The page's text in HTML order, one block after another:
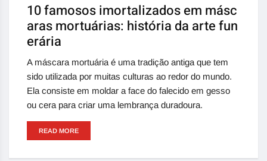
10 famosos imortalizados em másc
aras mortuárias: história da arte fun
erária
A máscara mortuária é uma tradição antiga que tem
sido utilizada por muitas culturas ao redor do mundo.
Ela consiste em moldar a face do falecido em gesso
ou cera para criar uma lembrança duradoura.
READ MORE